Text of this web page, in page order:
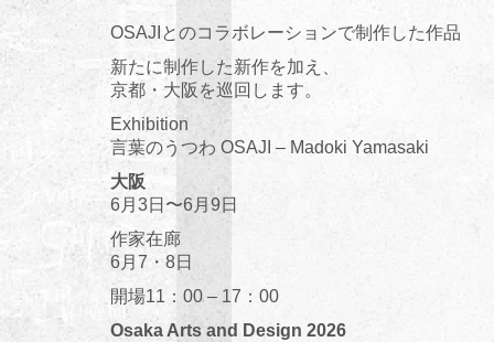
OSAJIとのコラボレーションで制作した作品
新たに制作した新作を加え、
京都・大阪を巡回します。
Exhibition
言葉のうつわ OSAJI – Madoki Yamasaki
大阪
6月3日〜6月9日
作家在廊
6月7・8日
開場11：00 – 17：00
Osaka Arts and Design 2026